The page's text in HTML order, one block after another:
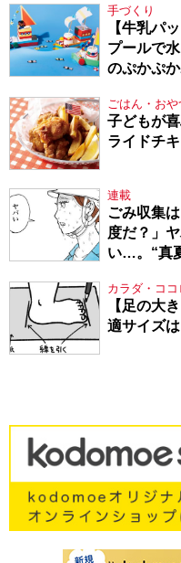
手づくり
【牛乳パ
プールで
のぷかぷか
ごはん・おや
子どもが
ライドチ
連載
ごみ収集
度だ？」
い…。“真
カラダ・ココ
【足の大
適サイズ